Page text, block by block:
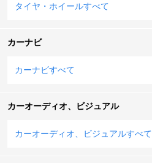
タイヤ・ホイールすべて
カーナビ
カーナビすべて
カーオーディオ、ビジュアル
カーオーディオ、ビジュアルすべて